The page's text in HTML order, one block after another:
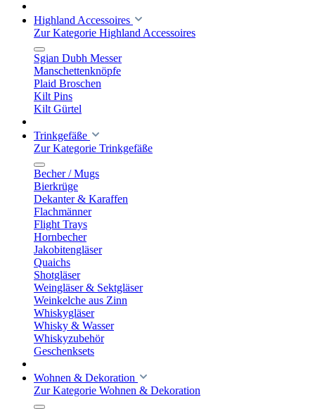
Highland Accessoires
Zur Kategorie Highland Accessoires
Sgian Dubh Messer
Manschettenknöpfe
Plaid Broschen
Kilt Pins
Kilt Gürtel
Trinkgefäße
Zur Kategorie Trinkgefäße
Becher / Mugs
Bierkrüge
Dekanter & Karaffen
Flachmänner
Flight Trays
Hornbecher
Jakobitengläser
Quaichs
Shotgläser
Weingläser & Sektgläser
Weinkelche aus Zinn
Whiskygläser
Whisky & Wasser
Whiskyzubehör
Geschenksets
Wohnen & Dekoration
Zur Kategorie Wohnen & Dekoration